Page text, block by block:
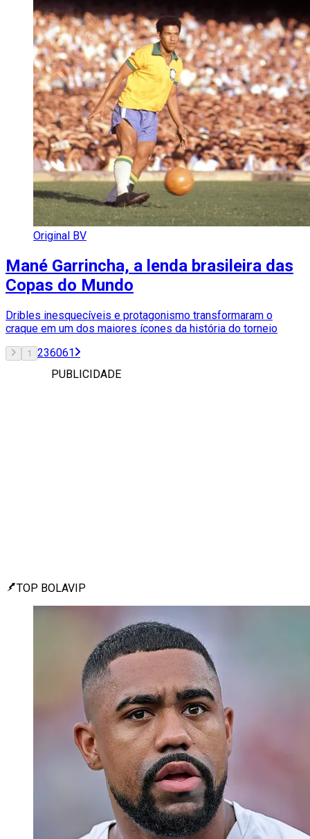
Original BV
Mané Garrincha, a lenda brasileira das
Copas do Mundo
Dribles inesquecíveis e protagonismo transformaram o
craque em um dos maiores ícones da história do torneio
1 236061
PUBLICIDADE
TOP BOLAVIP